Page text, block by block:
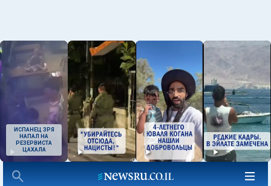
ИСПАНЕЦ ЗРЯ
НАПАЛ НА
РЕЗЕРВИСТА
ЦАХАЛА